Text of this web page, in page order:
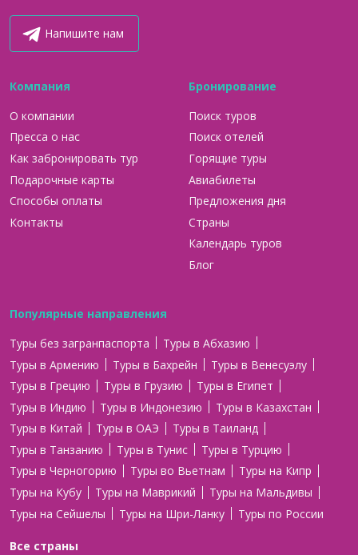
Напишите нам
Компания
О компании
Пресса о нас
Как забронировать тур
Подарочные карты
Способы оплаты
Контакты
Бронирование
Поиск туров
Поиск отелей
Горящие туры
Авиабилеты
Предложения дня
Страны
Календарь туров
Блог
Популярные направления
Туры без загранпаспорта
Туры в Абхазию
Туры в Армению
Туры в Бахрейн
Туры в Венесуэлу
Туры в Грецию
Туры в Грузию
Туры в Египет
Туры в Индию
Туры в Индонезию
Туры в Казахстан
Туры в Китай
Туры в ОАЭ
Туры в Таиланд
Туры в Танзанию
Туры в Тунис
Туры в Турцию
Туры в Черногорию
Туры во Вьетнам
Туры на Кипр
Туры на Кубу
Туры на Маврикий
Туры на Мальдивы
Туры на Сейшелы
Туры на Шри-Ланку Туры по России
Все страны